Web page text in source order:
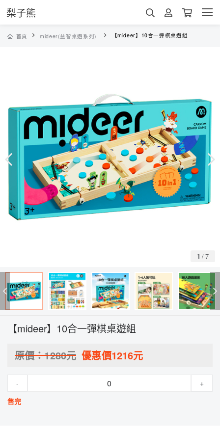
梨子熊
首頁 mideer(益智桌遊系列) 【mideer】10合一彈棋桌遊組
1 /7
【mideer】10合一彈棋桌遊組
原價：1280元 優惠價1216元
-
+
售完